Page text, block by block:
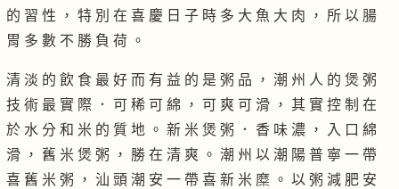
的 習 性 ， 特 別 在 喜 慶 日 子 時 多 大 魚 大 肉 ， 所 以 腸
胃 多 數 不 勝 負 荷 。
清 淡 的 飲 食 最 好 而 有 益 的 是 粥 品 ， 潮 州 人 的 煲 粥
技 術 最 實 際 ． 可 稀 可 綿 ， 可 爽 可 滑 ， 其 實 控 制 在
於 水 分 和 米 的 質 地 。 新 米 煲 粥 ． 香 味 濃 ， 入 口 綿
滑 ， 舊 米 煲 粥 ， 勝 在 清 爽 。 潮 州 以 潮 陽 普 寧 一 帶
喜 舊 米 粥 ， 汕 頭 潮 安 一 帶 喜 新 米 糜 。 以 粥 減 肥 安